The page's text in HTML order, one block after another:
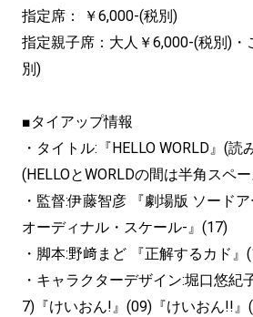
指定席： ￥6,000-(税別)
指定親子席：大人￥6,000-(税別)・
別)
■タイアップ情報
・タイトル:『HELLO WORLD』(
(HELLOとWORLDの間は半角スペ
・監督:伊藤智彦 『劇場版 ソード
オーディナル・スケール-』(17)
・脚本:野﨑まど 『正解するカド』
・キャラクターデザイン:堀口悠
7)『けいおん!』(09)『けいおん!!』